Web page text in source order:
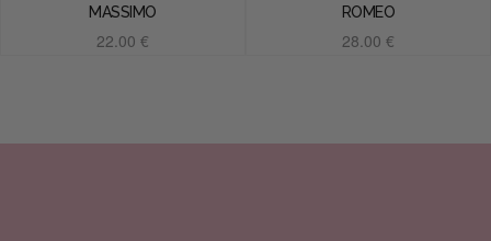
MASSIMO
22.00 €
ROMEO
28.00 €